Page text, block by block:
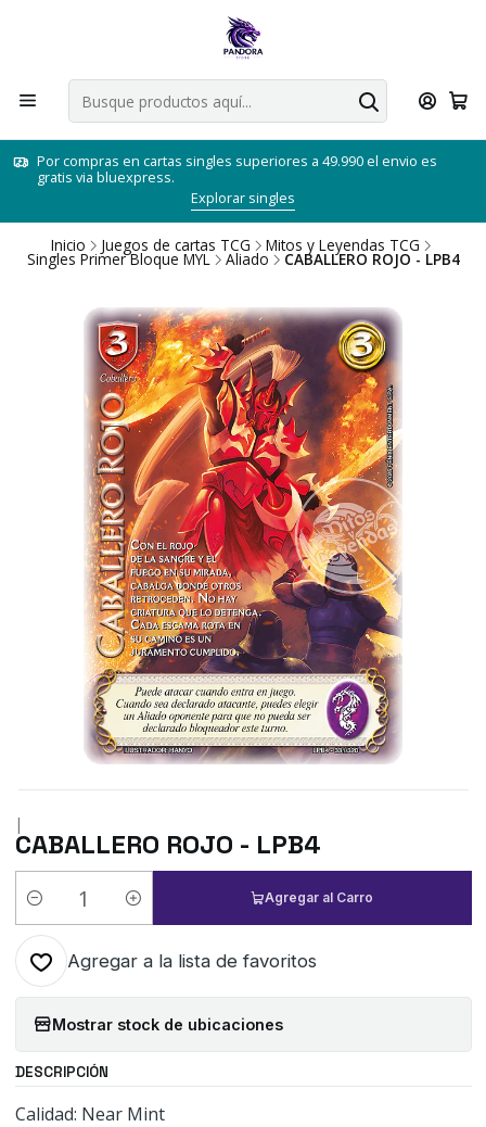
Por compras en cartas singles superiores a 49.990 el envio es
gratis via bluexpress.
Explorar singles
Inicio Juegos de cartas TCG Mitos y Leyendas TCG
Singles Primer Bloque MYL Aliado CABALLERO ROJO - LPB4
|
CABALLERO ROJO - LPB4
Cantidad
Agregar al Carro
Agregar a la lista de favoritos
Mostrar stock de ubicaciones
DESCRIPCIÓN
Calidad: Near Mint